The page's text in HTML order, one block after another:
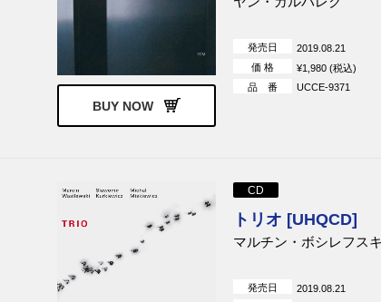
BUY NOW
発売日
2019.08.21
価 格
¥1,980 (税込)
品 番
UCCE-9371
CD
トリオ [UHQCD]
マルチン・ボシレフス
発売日
2019.08.21